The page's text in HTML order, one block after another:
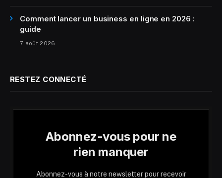
Comment lancer un business en ligne en 2026 :
guide
7 août 2026
RESTEZ CONNECTÉ
Abonnez-vous pour ne
rien manquer
Abonnez-vous à notre newsletter pour recevoir